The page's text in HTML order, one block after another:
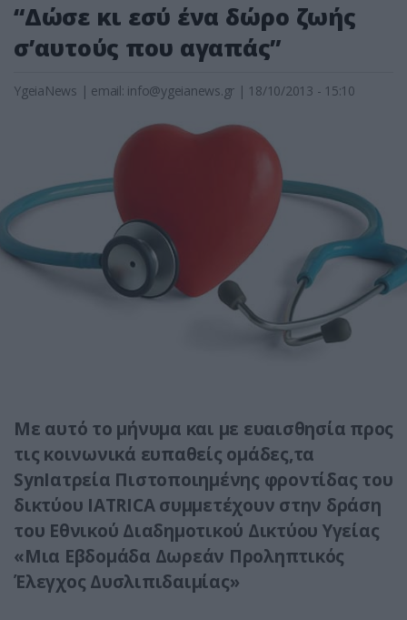
“Δώσε κι εσύ ένα δώρο ζωής
σ’αυτούς που αγαπάς”
YgeiaNews | email: info@ygeianews.gr | 18/10/2013 - 15:10
Με αυτό το μήνυμα και με ευαισθησία προς
τις κοινωνικά ευπαθείς ομάδες,τα
SynΙατρεία Πιστοποιημένης φροντίδας του
δικτύου IATRICA συμμετέχουν στην δράση
του Εθνικού Διαδημοτικού Δικτύου Υγείας
«Μια Εβδομάδα Δωρεάν Προληπτικός
Έλεγχος Δυσλιπιδαιμίας»